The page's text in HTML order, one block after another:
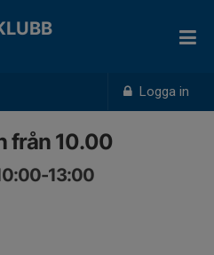
Logga in
från 10.00
13:00